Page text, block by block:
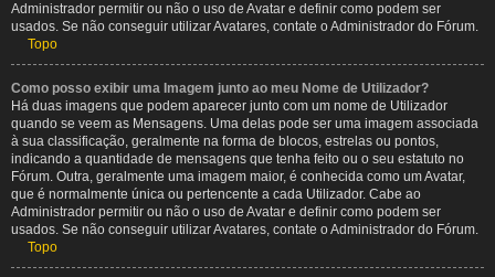
Administrador permitir ou não o uso de Avatar e definir como podem ser
usados. Se não conseguir utilizar Avatares, contate o Administrador do Fórum.
Topo
Como posso exibir uma Imagem junto ao meu Nome de Utilizador?
Há duas imagens que podem aparecer junto com um nome de Utilizador
quando se veem as Mensagens. Uma delas pode ser uma imagem associada
à sua classificação, geralmente na forma de blocos, estrelas ou pontos,
indicando a quantidade de mensagens que tenha feito ou o seu estatuto no
Fórum. Outra, geralmente uma imagem maior, é conhecida como um Avatar,
que é normalmente única ou pertencente a cada Utilizador. Cabe ao
Administrador permitir ou não o uso de Avatar e definir como podem ser
usados. Se não conseguir utilizar Avatares, contate o Administrador do Fórum.
Topo